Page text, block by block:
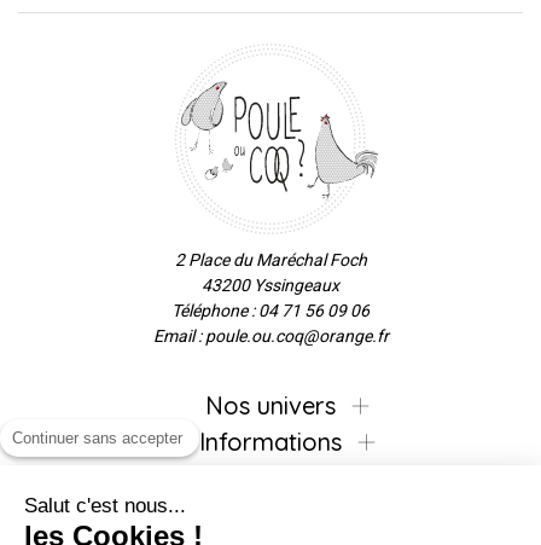
2 Place du Maréchal Foch
43200 Yssingeaux
Téléphone : 04 71 56 09 06
Email : poule.ou.coq@orange.fr
Nos univers
Informations
Continuer sans accepter
Salut c'est nous...
les Cookies !